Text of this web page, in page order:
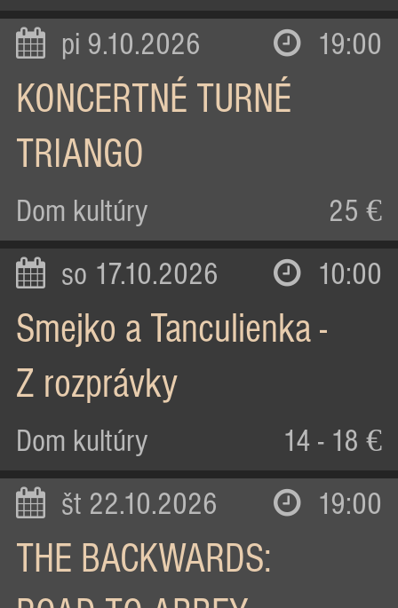
pi 9.10.2026 19:00
KONCERTNÉ TURNÉ
TRIANGO
Dom kultúry 25 €
so 17.10.2026 10:00
Smejko a Tanculienka -
Z rozprávky
Dom kultúry 14 - 18 €
št 22.10.2026 19:00
THE BACKWARDS: